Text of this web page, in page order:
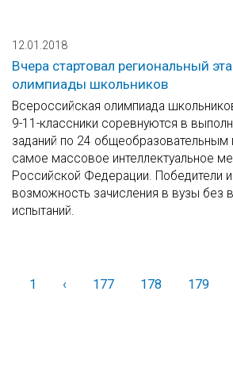
12.01.2018
Вчера стартовал региональный
олимпиады школьников
Всероссийская олимпиада
9-11-классники соревнуются в
заданий по 24
самое массовое интеллектуальное
Российской Федерации. Победители
возможность зачисления в вузы без
испытаний.
1 ‹Назад177 178 179